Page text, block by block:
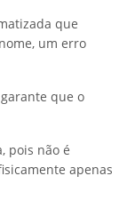
que
um erro
que o
pois não é
apenas